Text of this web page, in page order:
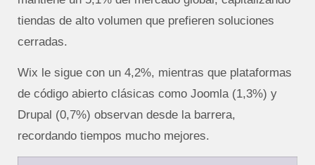
tiendas de alto volumen que prefieren soluciones
cerradas.
Wix le sigue con un 4,2%, mientras que plataformas
de código abierto clásicas como Joomla (1,3%) y
Drupal (0,7%) observan desde la barrera,
recordando tiempos mucho mejores.